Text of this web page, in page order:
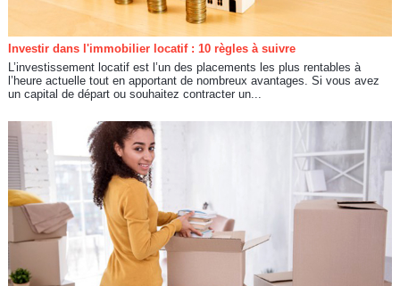
Investir dans l'immobilier locatif : 10 règles à suivre
L’investissement locatif est l’un des placements les plus rentables à
l’heure actuelle tout en apportant de nombreux avantages. Si vous avez
un capital de départ ou souhaitez contracter un...